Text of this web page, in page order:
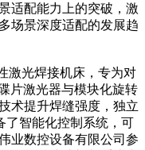
适配能力上的突破，激
场景深度适配的发展趋
光焊接机床，专为对
片激光器与模块化旋转
术提升焊缝强度，独立
了智能化控制系统，可
业数控设备有限公司参